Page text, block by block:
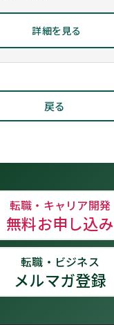
詳細を見る
戻る
転職・キャリア開発
無料お申し込み
転職・ビジネス
メルマガ登録